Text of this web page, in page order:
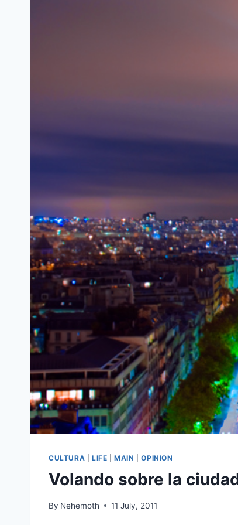
CULTURA LIFE |MAIN |OPINION
Volando sobre la
By Nehemoth 11 July, 2011